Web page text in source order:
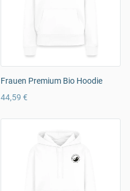
Frauen Premium Bio Hoodie
44,59 €